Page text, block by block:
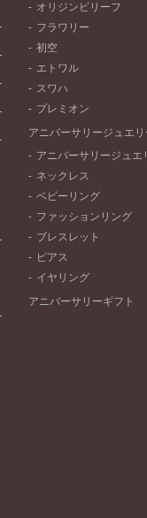
オリジンビリーフ
フラワリー
初空
エトワル
スワハ
プレミオン
アニバーサリージュエリ
アニバーサリージュエ
ネックレス
ベビーリング
ファッションリング
ブレスレット
ピアス
イヤリング
アニバーサリーギフト